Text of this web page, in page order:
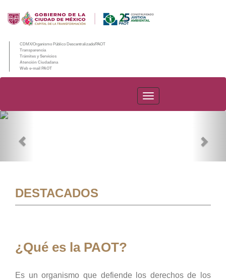
CDMX/Organismo Público Descentralizado/PAOT
Transparencia
Trámites y Servicios
Atención Ciudadana
Web e-mail PAOT
PAOT
DESTACADOS
¿Qué es la PAOT?
Es un organismo que defiende los derechos de los